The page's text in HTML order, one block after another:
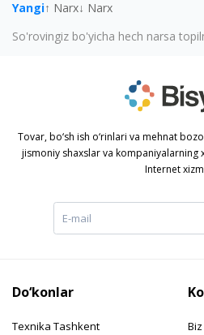
Yangi↑ Narx↓ Narx
So'rovingiz bo'yicha hech narsa
Tovar, bo‘sh ish o‘rinlari va mehnat
jismoniy shaxslar va kompaniyalarning
Internet
Do‘konlar
Texnika Tashkent